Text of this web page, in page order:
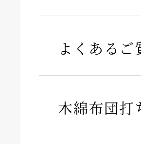
よくあるご
木綿布団打